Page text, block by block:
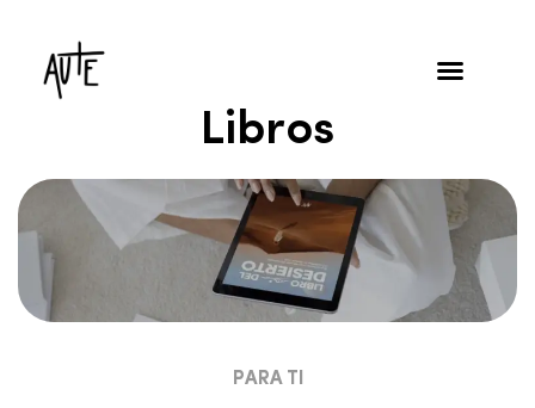
Libros
PARA TI